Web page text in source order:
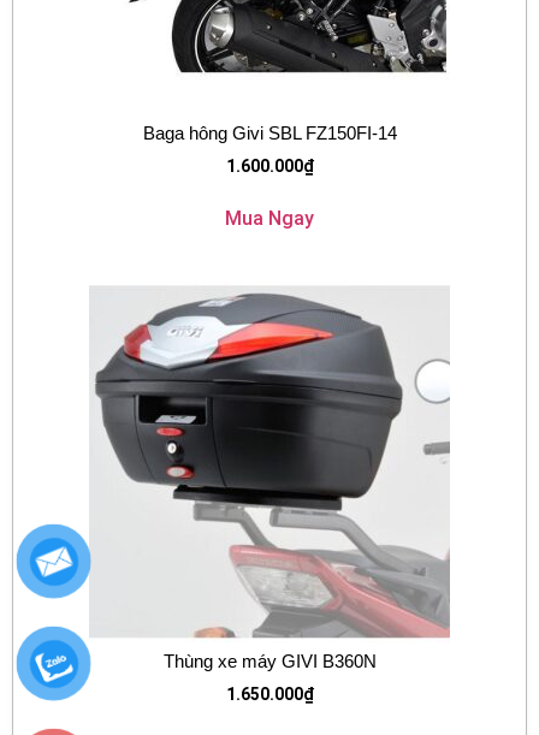
Baga hông Givi SBL FZ150FI-14
1.600.000₫
Mua Ngay
Thùng xe máy GIVI B360N
1.650.000₫